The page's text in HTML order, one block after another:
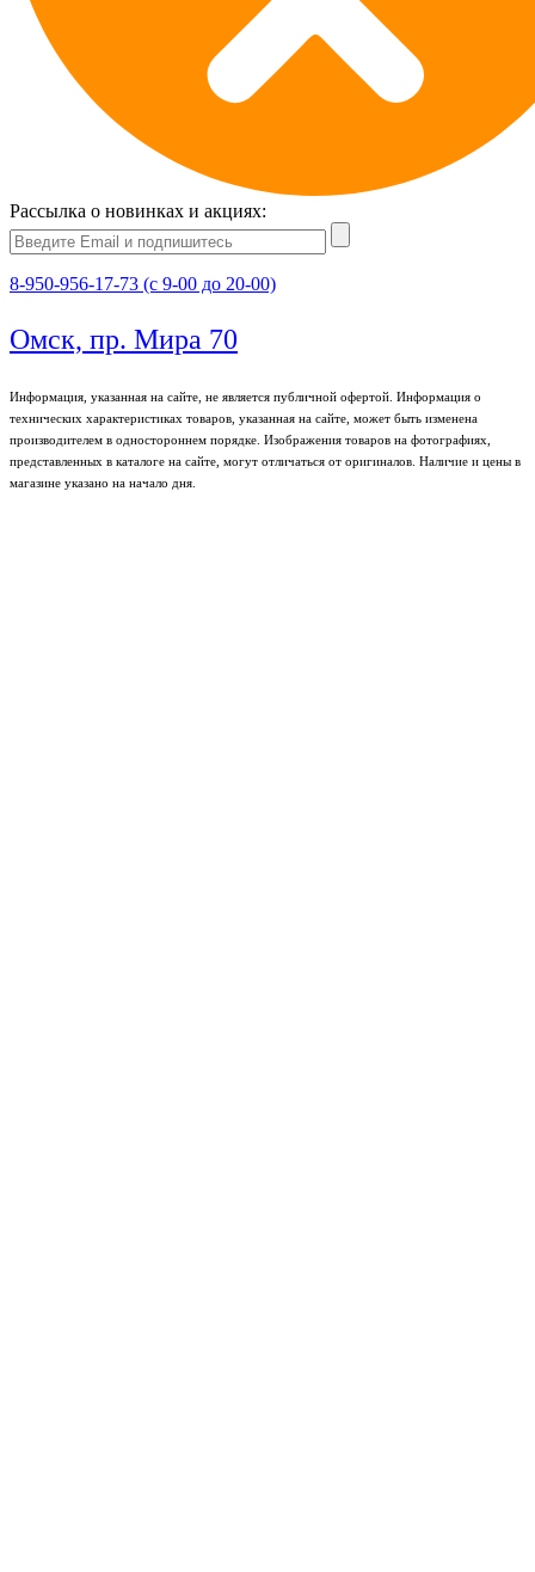
Рассылка о новинках и акциях:
8-950-956-17-73 (с 9-00 до 20-00)
Омск, пр. Мира 70
Информация, указанная на сайте, не является публичной офертой. Информация о
технических характеристиках товаров, указанная на сайте, может быть изменена
производителем в одностороннем порядке. Изображения товаров на фотографиях,
представленных в каталоге на сайте, могут отличаться от оригиналов. Наличие и цены в
магазине указано на начало дня.